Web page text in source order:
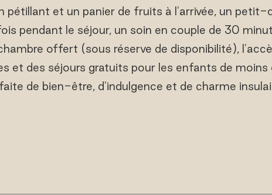
pétillant et un panier de fruits à l'arrivée, un
pendant le séjour, un soin en couple de 30
offert (sous réserve de disponibilité),
et des séjours gratuits pour les enfants de
de bien-être, d'indulgence et de charme